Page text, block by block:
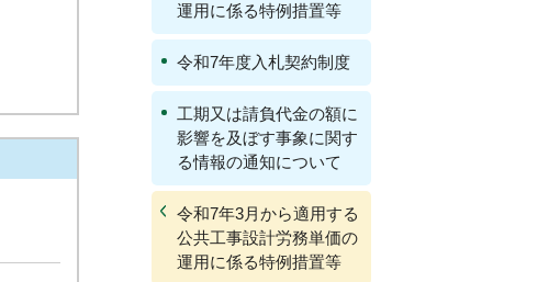
運用に係る特例措置等
令和7年度入札契約制度
工期又は請負代金の額に
影響を及ぼす事象に関す
る情報の通知について
令和7年3月から適用する
公共工事設計労務単価の
運用に係る特例措置等